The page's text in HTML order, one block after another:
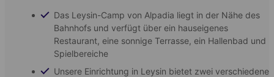
Das Leysin-Camp von Alpadia liegt in der Nähe des
Bahnhofs und verfügt über ein hauseigenes
Restaurant, eine sonnige Terrasse, ein Hallenbad und
Spielbereiche
Unsere Einrichtung in Leysin bietet zwei verschiedene